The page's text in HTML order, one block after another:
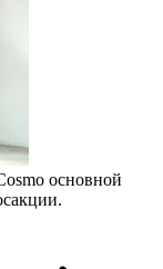
основной